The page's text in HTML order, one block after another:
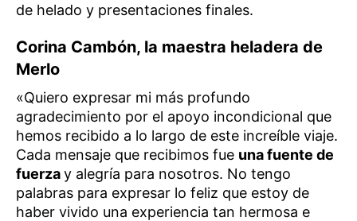
de helado y presentaciones finales.
Corina Cambón, la maestra heladera de
Merlo
«Quiero expresar mi más profundo
agradecimiento por el apoyo incondicional que
hemos recibido a lo largo de este increíble viaje.
Cada mensaje que recibimos fue una fuente de
fuerzay alegría para nosotros. No tengo
palabras para expresar lo feliz que estoy de
haber vivido una experiencia tan hermosa e